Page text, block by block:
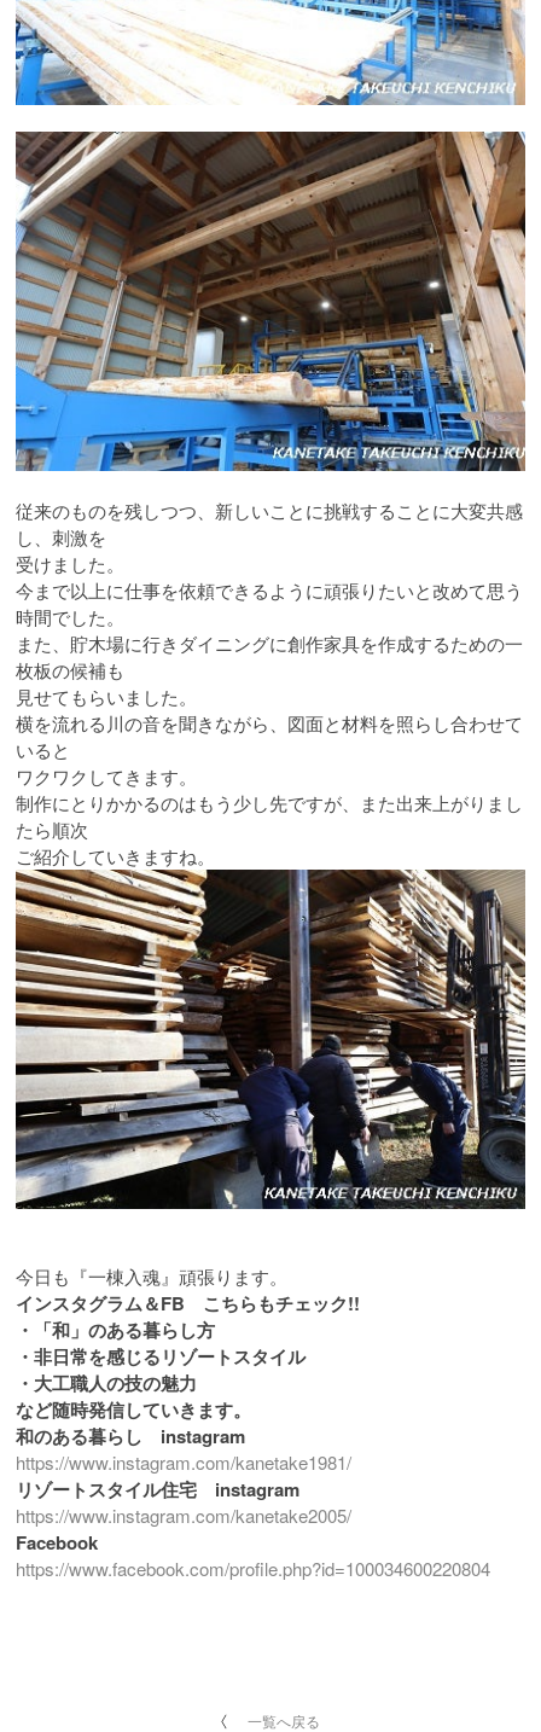
従来のものを残しつつ、新しいことに挑戦することに大変共感
し、刺激を
受けました。
今まで以上に仕事を依頼できるように頑張りたいと改めて思う
時間でした。
また、貯木場に行きダイニングに創作家具を作成するための一
枚板の候補も
見せてもらいました。
横を流れる川の音を聞きながら、図面と材料を照らし合わせて
いると
ワクワクしてきます。
制作にとりかかるのはもう少し先ですが、また出来上がりまし
たら順次
ご紹介していきますね。
今日も『一棟入魂』頑張ります。
インスタグラム＆FB こちらもチェック!!
・「和」のある暮らし方
・非日常を感じるリゾートスタイル
・大工職人の技の魅力
など随時発信していきます。
和のある暮らし instagram
https://www.instagram.com/kanetake1981/
リゾートスタイル住宅 instagram
https://www.instagram.com/kanetake2005/
Facebook
https://www.facebook.com/profile.php?id=100034600220804
一覧へ戻る